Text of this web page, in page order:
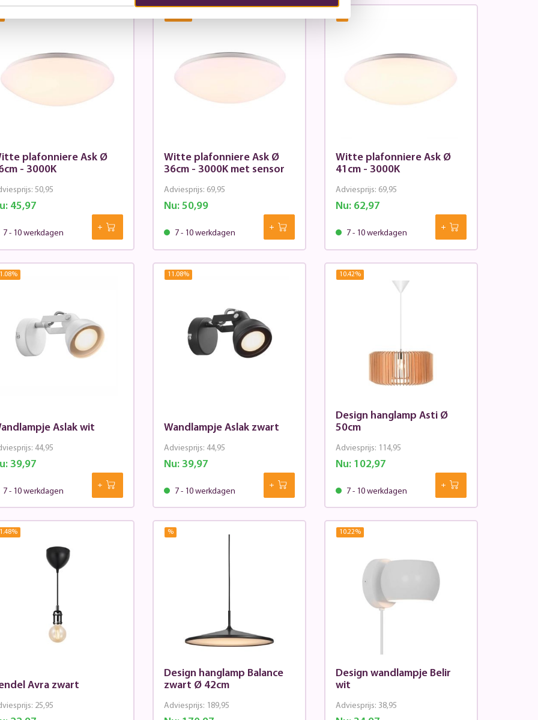
plafonniere Ask Ø
- 3000K
45,97
50,95
7 - 10 werkdagen
Witte plafonniere Ask Ø
36cm - 3000K met sensor
Nu:50,99
Adviesprijs: 69,95
7 - 10 werkdagen
Witte plafonniere Ask Ø
41cm - 3000K
Nu:62,97
Adviesprijs: 69,95
7 - 10 werkdagen
%
Aslak wit
39,97
44,95
7 - 10 werkdagen
11.08%
Wandlampje Aslak zwart
Nu:39,97
Adviesprijs: 44,95
7 - 10 werkdagen
10.42%
Design hanglamp Asti Ø
50cm
Nu:102,97
Adviesprijs: 114,95
7 - 10 werkdagen
%
Avra zwart
25,95
%
Design hanglamp Balance
zwart Ø 42cm
Adviesprijs: 189,95
10.22%
Design wandlampje Belir
wit
Adviesprijs: 38,95